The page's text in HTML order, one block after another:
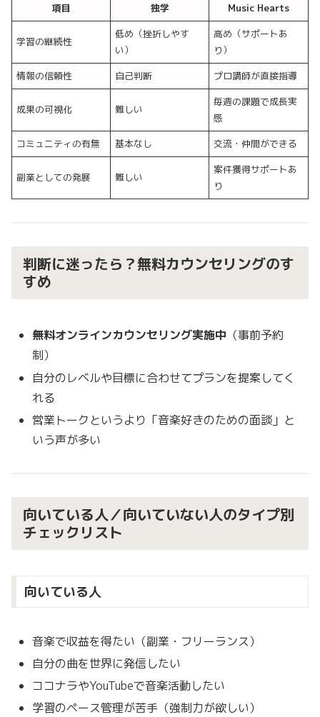
項目 独学 Music Hearts
学習の継続性
低め（挫折しやす
い）
高め（サポートあ
り）
情報の信頼性
自己判断 プロ講師が直接指導
成果の可視化 難しい
毎週の課題で成長実
感
コミュニティの有無
基本なし 交流・仲間ができる
副業としての発展 難しい
案件獲得サポートあ
り
判断に迷ったら？無料カウンセリングのす
すめ
無料オンラインカウンセリング実施中 （事前予約
制）
自分のレベルや目標に合わせてプランを提案してく
れる
営業トークというより「音楽好きのための面談」と
いう声が多い
向いている人／向いていない人のタイプ別
チェックリスト
向いている人
音楽で収益を得たい（副業・フリーランス）
自分の曲を世界に発信したい
ココナラやYouTubeで音楽活動したい
学習のペース管理が苦手（強制力が欲しい）